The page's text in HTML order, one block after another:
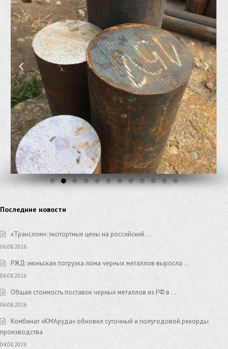
Последние новости
«Транслом»: экспортные цены на российский …
06.08.2026
РЖД: июньская погрузка лома черных металлов выросла …
06.08.2026
Общая стоимость поставок черных металлов из РФ в …
06.08.2026
Комбинат «КМАруда» обновил суточный и полугодовой рекорды
производства
04.08.2026